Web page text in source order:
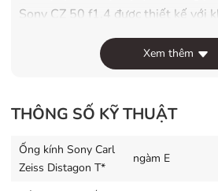
Sony CZ 50 f1.4 được thiết kế với
chống ẩm, sẽ rất hữu ích cho các
các nhà quay phim an tâm khi sử
Một điểm đáng chú ý nữa chính là
khẩu, đồng nghĩa với việc bạn sẽ có
được xóa mờ vô cùng mộng mơ.
Xem thêm
THÔNG SỐ KỸ THUẬT
Ống kính Sony Carl
Zeiss Distagon T*
ngàm E